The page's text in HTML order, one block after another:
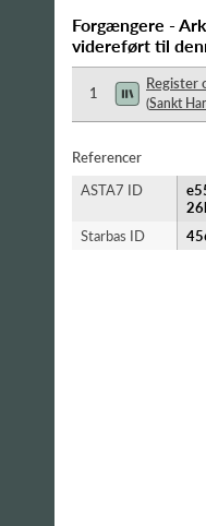
Forgængere -
videreført til
1
Register
(Sankt
Referencer
ASTA7 ID
Starbas ID